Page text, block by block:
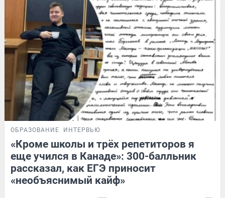
ОБРАЗОВАНИЕ ИНТЕРВЬЮ
«Кроме школы и трёх репетиторов я
еще учился в Канаде»: 300-балльник
рассказал, как ЕГЭ приносит
«необъяснимый кайф»